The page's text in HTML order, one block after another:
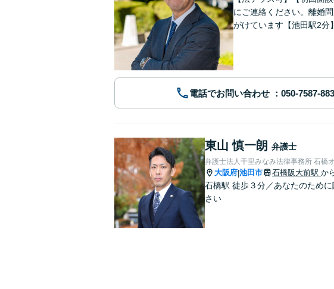
にご連絡ください。離婚
がけています【池田駅2分】
電話でお問い合わせ
東山 慎一朗 弁護士
弁護士法人千里みなみ法律事務所 石橋
大阪府|池田市 石橋阪大前駅 か
石橋駅 徒歩３分／あなたのため
さい